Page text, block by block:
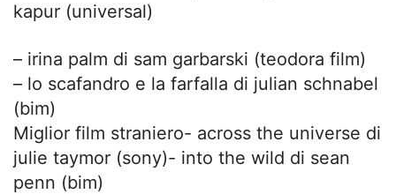
kapur (universal)
– irina palm di sam garbarski (teodora film)
– lo scafandro e la farfalla di julian schnabel
(bim)
Miglior film straniero- across the universe di
julie taymor (sony)- into the wild di sean
penn (bim)